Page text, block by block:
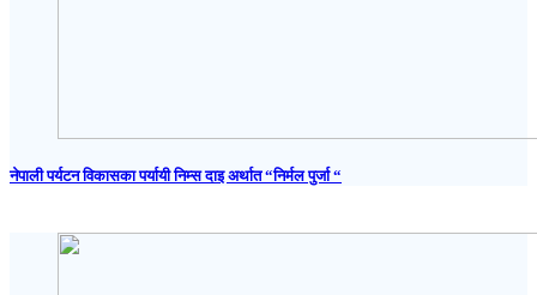
नेपाली पर्यटन विकासका पर्यायी निम्स दाइ अर्थात “निर्मल पुर्जा “